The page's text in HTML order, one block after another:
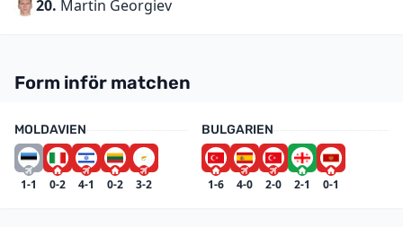
20. Martin Georgiev
Form inför matchen
MOLDAVIEN
1-1 0-2 4-1 0-2 3-2
BULGARIEN
1-6 4-0 2-0 2-1 0-1